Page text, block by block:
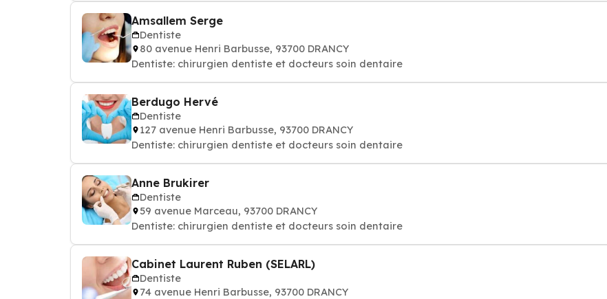
Amsallem Serge
Dentiste
80 avenue Henri Barbusse, 93700 DRANCY
Dentiste: chirurgien dentiste et docteurs soin dentaire
Berdugo Hervé
Dentiste
127 avenue Henri Barbusse, 93700 DRANCY
Dentiste: chirurgien dentiste et docteurs soin dentaire
Anne Brukirer
Dentiste
59 avenue Marceau, 93700 DRANCY
Dentiste: chirurgien dentiste et docteurs soin dentaire
Cabinet Laurent Ruben (SELARL)
Dentiste
74 avenue Henri Barbusse, 93700 DRANCY